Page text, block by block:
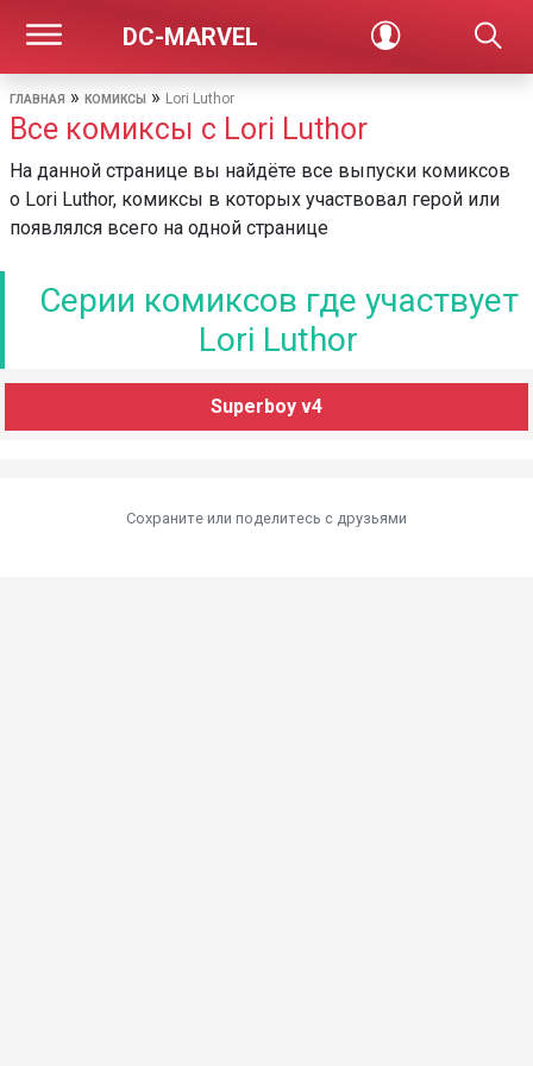
DC-MARVEL
ГЛАВНАЯ » КОМИКСЫ » Lori Luthor
Все комиксы с Lori Luthor
На данной странице вы найдёте все выпуски комиксов
о Lori Luthor, комиксы в которых участвовал герой или
появлялся всего на одной странице
Серии комиксов где участвует
Lori Luthor
Superboy v4
Сохраните или поделитесь c друзьями